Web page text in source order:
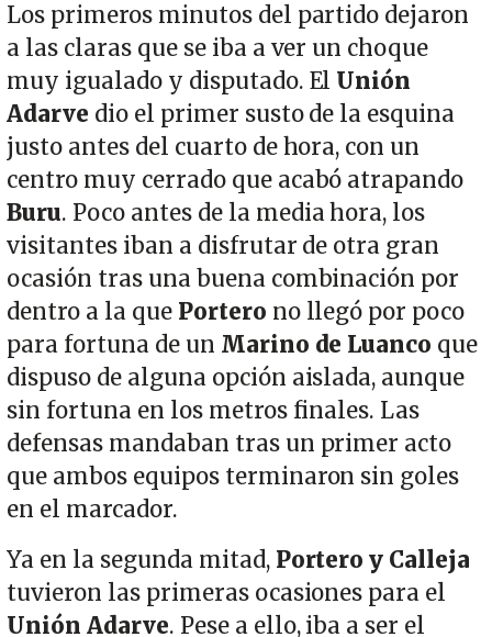
Los primeros minutos del partido dejaron
a las claras que se iba a ver un choque
muy igualado y disputado. El Unión
Adarve dio el primer susto de la esquina
justo antes del cuarto de hora, con un
centro muy cerrado que acabó atrapando
Buru. Poco antes de la media hora, los
visitantes iban a disfrutar de otra gran
ocasión tras una buena combinación por
dentro a la que Portero no llegó por poco
para fortuna de un Marino de Luanco que
dispuso de alguna opción aislada, aunque
sin fortuna en los metros finales. Las
defensas mandaban tras un primer acto
que ambos equipos terminaron sin goles
en el marcador.
Ya en la segunda mitad, Portero y Calleja
tuvieron las primeras ocasiones para el
Unión Adarve. Pese a ello, iba a ser el